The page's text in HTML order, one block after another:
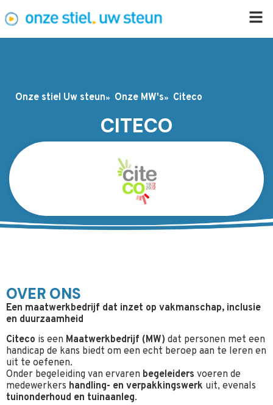
Onze stiel Uw steun Onze MW's Citeco
CITECO
OVER ONS
Een maatwerkbedrijf dat inzet op vakmanschap, inclusie
en duurzaamheid
Citeco is een Maatwerkbedrijf (MW) dat personen met een
handicap de kans biedt om een echt beroep aan te leren en
uit te oefenen.
Onder begeleiding van ervaren begeleiders voeren de
medewerkers handling- en verpakkingswerk uit, evenals
tuinonderhoud en tuinaanleg.